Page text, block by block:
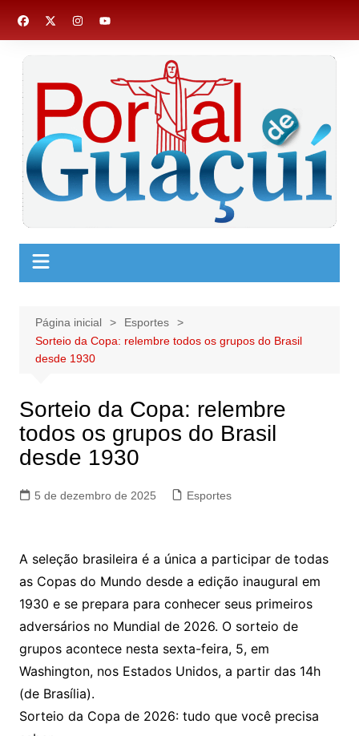
para
Página inicial
Esportes
Sorteio da Copa: relembre todos os grupos do Brasil
desde 1930
Sorteio da Copa: relembre
todos os grupos do Brasil
desde 1930
5 de dezembro de 2025 Esportes
A seleção brasileira é a única a participar de todas
as Copas do Mundo desde a edição inaugural em
1930 e se prepara para conhecer seus primeiros
adversários no Mundial de 2026. O sorteio de
grupos acontece nesta sexta-feira, 5, em
Washington, nos Estados Unidos, a partir das 14h
(de Brasília).
Sorteio da Copa de 2026: tudo que você precisa